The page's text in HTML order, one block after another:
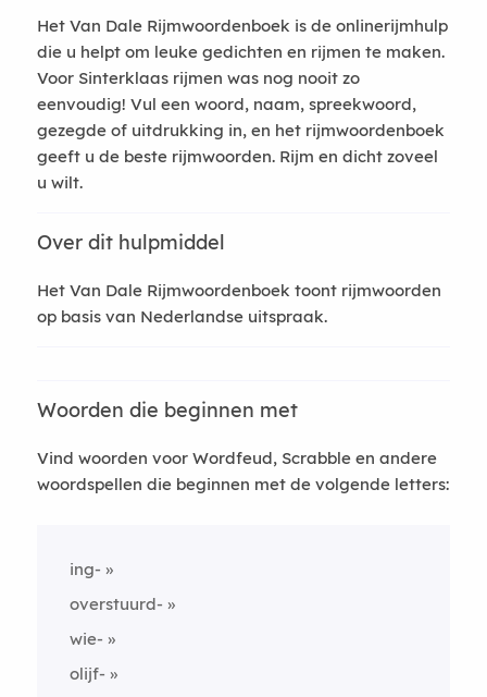
Het Van Dale Rijmwoordenboek is de onlinerijmhulp
die u helpt om leuke gedichten en rijmen te maken.
Voor Sinterklaas rijmen was nog nooit zo
eenvoudig! Vul een woord, naam, spreekwoord,
gezegde of uitdrukking in, en het rijmwoordenboek
geeft u de beste rijmwoorden. Rijm en dicht zoveel
u wilt.
Over dit hulpmiddel
Het Van Dale Rijmwoordenboek toont rijmwoorden
op basis van Nederlandse uitspraak.
Woorden die beginnen met
Vind woorden voor Wordfeud, Scrabble en andere
woordspellen die beginnen met de volgende letters:
ing-
overstuurd-
wie-
olijf-